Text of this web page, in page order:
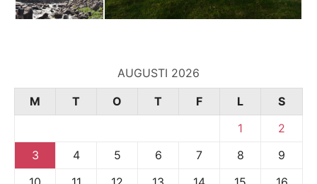
AUGUSTI 2026
M
T O T F L
S
1
2
3
4 5 6 7 8
9